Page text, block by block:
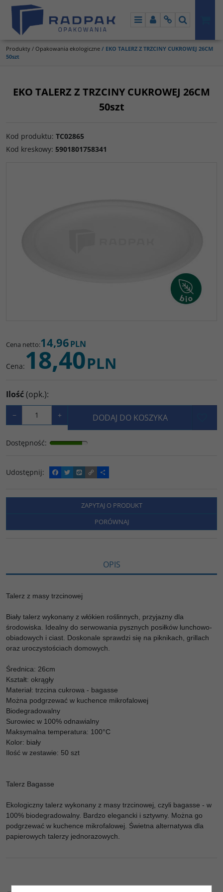
MenuPanelInfoSzukaj
Produkty / Opakowania ekologiczne / EKO TALERZ Z TRZCINY CUKROWEJ 26CM
50szt
EKO TALERZ Z TRZCINY CUKROWEJ 26CM
50szt
Kod produktu: TC02865
Kod kreskowy: 5901801758341
Cena netto:14,96PLN
Cena: 18,40PLN
Ilość(opk.):
− + DODAJ DO KOSZYKA
Dostępność:
Udostępnij:
F
a
e
T
w
t
W
y
o
p
C
o
y
L
n
P
o
z
i
e
l
ZAPYTAJ O PRODUKT
PORÓWNAJ
OPIS
Talerz z masy trzcinowej
Biały talerz wykonany z włókien roślinnych, przyjazny dla
środowiska. Idealny do serwowania pysznych posiłków lunchowo-
obiadowych i ciast. Doskonale sprawdzi się na piknikach, grillach
oraz uroczystościach domowych.
Średnica: 26cm
Kształt: okrągły
Materiał: trzcina cukrowa - bagasse
Można podgrzewać w kuchence mikrofalowej
Biodegradowalny
Surowiec w 100% odnawialny
Maksymalna temperatura: 100°C
Kolor: biały
Ilość w zestawie: 50 szt
Talerz Bagasse
Ekologiczny talerz wykonany z masy trzcinowej, czyli bagasse - w
100% biodegradowalny. Bardzo elegancki i sztywny. Można go
podgrzewać w kuchence mikrofalowej. Świetna alternatywa dla
papierowych talerzy jednorazowych.